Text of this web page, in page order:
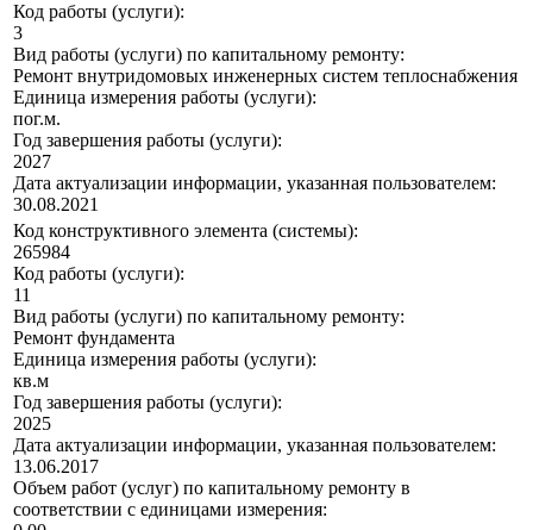
Код работы (услуги):
3
Вид работы (услуги) по капитальному ремонту:
Ремонт внутридомовых инженерных систем теплоснабжения
Единица измерения работы (услуги):
пог.м.
Год завершения работы (услуги):
2027
Дата актуализации информации, указанная пользователем:
30.08.2021
Код конструктивного элемента (системы):
265984
Код работы (услуги):
11
Вид работы (услуги) по капитальному ремонту:
Ремонт фундамента
Единица измерения работы (услуги):
кв.м
Год завершения работы (услуги):
2025
Дата актуализации информации, указанная пользователем:
13.06.2017
Объем работ (услуг) по капитальному ремонту в
соответствии с единицами измерения: